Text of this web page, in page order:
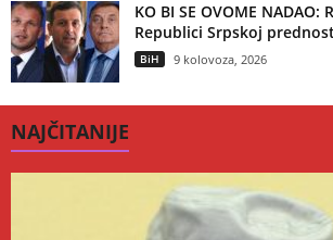
KO BI SE OVOME
Republici Srpskoj
BiH 9 kolovoza, 2026
NAJČITANIJE